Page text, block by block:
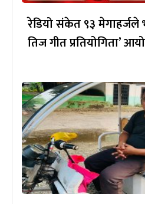
रेडियो संकेत ९३ मेगाहर्जले
तिज गीत प्रतियोगिता’